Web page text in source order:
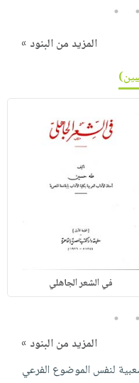
4
5
المزيد من البنود »
)
في الشعر الجاهلي
4
5
المزيد من البنود »
لنفس الموضوع الفرعي